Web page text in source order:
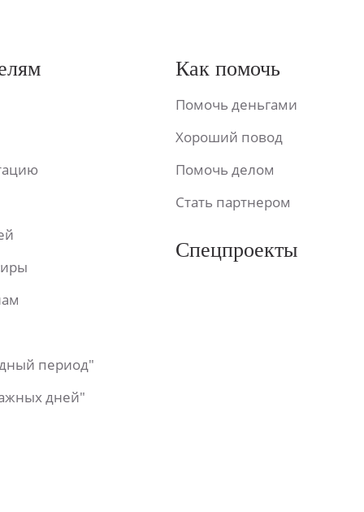
период"
дней"
Как помочь
Помочь деньгами
Хороший повод
Помочь делом
Стать партнером
Спецпроекты